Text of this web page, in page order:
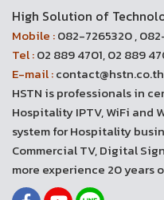
High Solution of
Mobile :082-7265320 ,
Tel :02 889 4701, 02 889
E-mail :contact@hstn.co.th
HSTN is professionals in
Hospitality IPTV, WiFi and
system for Hospitality
Commercial TV, Digital
more experience 20 years